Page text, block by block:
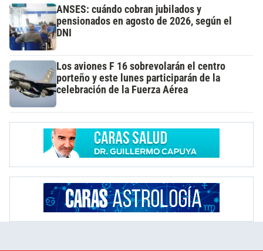
ANSES: cuándo cobran jubilados y
pensionados en agosto de 2026, según el
DNI
Los aviones F 16 sobrevolarán el centro
porteño y este lunes participarán de la
celebración de la Fuerza Aérea